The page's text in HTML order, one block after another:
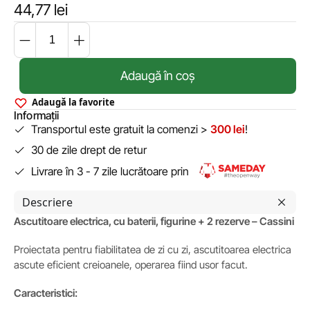
44,77 lei
Adaugă în coș
Adaugă la favorite
Informații
Transportul este gratuit la comenzi > 300 lei!
30 de zile drept de retur
Livrare în 3 - 7 zile lucrătoare prin
Descriere
Ascutitoare electrica, cu baterii, figurine + 2 rezerve – Cassini
Proiectata pentru fiabilitatea de zi cu zi, ascutitoarea electrica
ascute eficient creioanele, operarea fiind usor facut.
Caracteristici: